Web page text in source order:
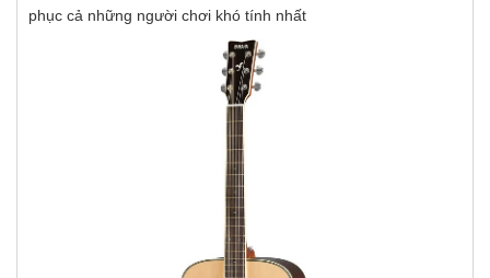
phục cả những người chơi khó tính nhất